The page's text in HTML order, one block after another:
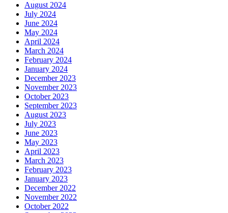
August 2024
July 2024
June 2024
May 2024
April 2024
March 2024
February 2024
January 2024
December 2023
November 2023
October 2023
September 2023
August 2023
July 2023
June 2023
May 2023
April 2023
March 2023
February 2023
January 2023
December 2022
November 2022
October 2022